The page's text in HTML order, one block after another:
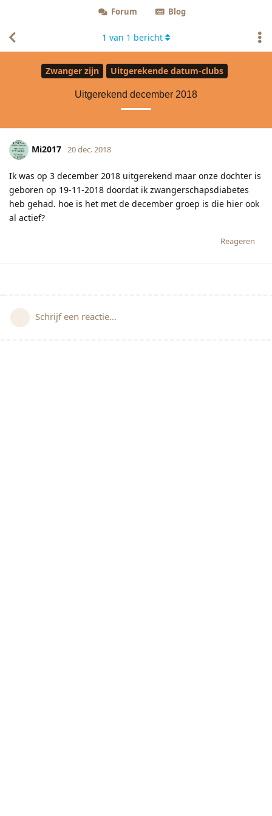
Forum Blog
Zwanger zijn Uitgerekende datum-clubs
Uitgerekend december 2018
1 van 1 bericht
Mi2017 20 dec. 2018
Ik was op 3 december 2018 uitgerekend maar onze dochter is
geboren op 19-11-2018 doordat ik zwangerschapsdiabetes
heb gehad. hoe is het met de december groep is die hier ook
al actief?
Reageren
Schrijf een reactie...